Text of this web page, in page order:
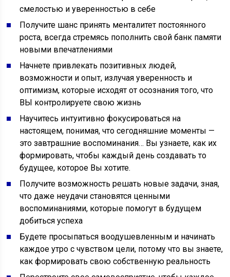
смелостью и уверенностью в себе
Получите шанс принять менталитет постоянного
роста, всегда стремясь пополнить свой банк памяти
новыми впечатлениями
Начнете привлекать позитивных людей,
возможности и опыт, излучая уверенность и
оптимизм, которые исходят от осознания того, что
ВЫ контролируете свою жизнь
Научитесь интуитивно фокусироваться на
настоящем, понимая, что сегодняшние моменты —
это завтрашние воспоминания… Вы узнаете, как их
формировать, чтобы каждый день создавать то
будущее, которое Вы хотите.
Получите возможность решать новые задачи, зная,
что даже неудачи становятся ценными
воспоминаниями, которые помогут в будущем
добиться успеха
Будете просыпаться воодушевленным и начинать
каждое утро с чувством цели, потому что вы знаете,
как формировать свою собственную реальность